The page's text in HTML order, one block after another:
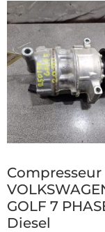
GOLF 7
Diesel